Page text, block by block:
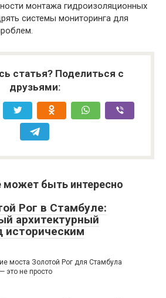
монтажа гидроизоляционных
системы мониторинга для
статья? Поделиться с
друзьями:
быть интересно
Рог в Стамбуле:
архитектурный
историческим
моста Золотой Рог для Стамбула
это не просто